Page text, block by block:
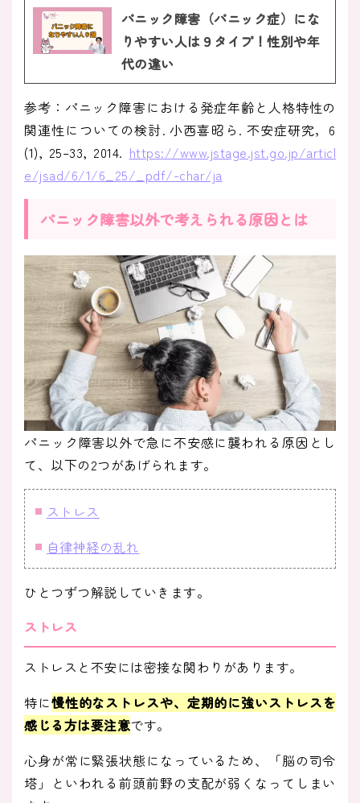
パニック障害（パニック症）にな
りやすい人は９タイプ！性別や年
代の違い
参考：パニック障害における発症年齢と人格特性の
関連性についての検討. 小西喜昭ら. 不安症研究，6
(1), 25–33, 2014. https://www.jstage.jst.go.jp/articl
e/jsad/6/1/6_25/_pdf/-char/ja
パニック障害以外で考えられる原因とは
パニック障害以外で急に不安感に襲われる原因とし
て、以下の2つがあげられます。
ストレス
自律神経の乱れ
ひとつずつ解説していきます。
ストレス
ストレスと不安には密接な関わりがあります。
特に慢性的なストレスや、定期的に強いストレスを
感じる方は要注意です。
心身が常に緊張状態になっているため、「脳の司令
塔」といわれる前頭前野の支配が弱くなってしまい